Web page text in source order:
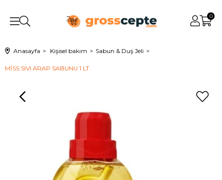
0
Anasayfa Kişisel bakım Sabun & Duş Jeli
MİSS SIVI ARAP SABUNU 1 LT